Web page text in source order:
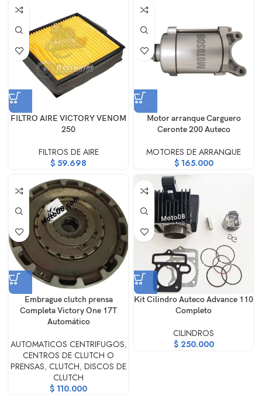
FILTRO AIRE VICTORY VENOM
250
FILTROS DE AIRE
$ 59.698
Motor arranque Carguero
Ceronte 200 Auteco
MOTORES DE ARRANQUE
$165.000
Embrague clutch prensa
Completa Victory One 17T
Automático
AUTOMATICOS CENTRIFUGOS,
CENTROS DE CLUTCH O
PRENSAS, CLUTCH, DISCOS DE
CLUTCH
$ 110.000
Kit Cilindro Auteco Advance 110
Completo
CILINDROS
$250.000